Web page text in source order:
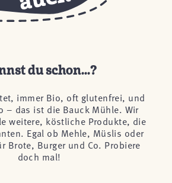
du schon...?
immer Bio, oft glutenfrei, und
– das ist die Bauck Mühle. Wir
weitere, köstliche Produkte, die
Egal ob Mehle, Müslis oder
Brote, Burger und Co. Probiere
doch mal!